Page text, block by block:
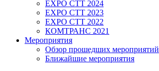
EXPO CTT 2024
EXPO CTT 2023
EXPO CTT 2022
КОМТРАНС 2021
Мероприятия
Обзор прошедших мероприятий
Ближайшие мероприятия